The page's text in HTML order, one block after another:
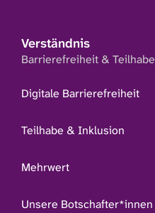
Verständnis
Barrierefreiheit & Teilhabe
Digitale Barrierefreiheit
Teilhabe & Inklusion
Mehrwert
Unsere Botschafter*innen